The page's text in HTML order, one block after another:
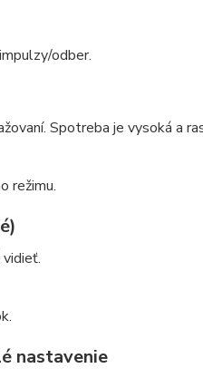
odber.
Spotreba je vysoká a
režimu.
nastavenie